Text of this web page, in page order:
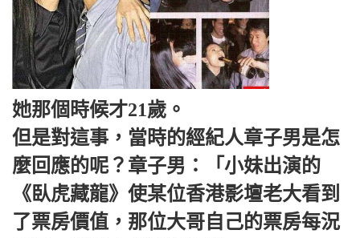
她那個時候才21歲。
但是對這事，當時的經紀人章子男是怎
麼回應的呢？章子男：「小妹出演的
《臥虎藏龍》使某位香港影壇老大看到
了票房價值，那位大哥自己的票房每況